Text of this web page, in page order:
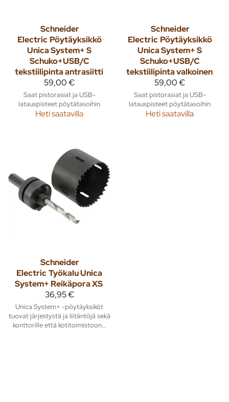
Schneider
Electric Pöytäyksikkö
Unica System+ S
Schuko+USB/C
tekstiilipinta antrasiitti
59,00 €
Saat pistorasiat ja USB-
latauspisteet pöytätasoihin
Heti saatavilla
Schneider
Electric Pöytäyksikkö
Unica System+ S
Schuko+USB/C
tekstiilipinta valkoinen
59,00 €
Saat pistorasiat ja USB-
latauspisteet pöytätasoihin
Heti saatavilla
Schneider
Electric Työkalu Unica
System+ Reikäpora XS
36,95 €
Unica System+ -pöytäyksiköt
tuovat järjestystä ja liitäntöjä sekä
konttorille että kotitoimistoon...